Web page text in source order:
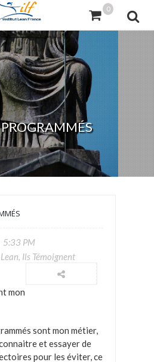
0
5:33 PM
Ils Témoignent
mon
sont mon métier,
et essayer de
pour les éviter, ce